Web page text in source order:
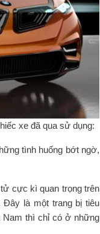
xe đã qua sử dụng:
tình huống bớt ngờ,
cực kì quan trọng trên
Đây là một trang bị tiêu
Nam thì chỉ có ở những